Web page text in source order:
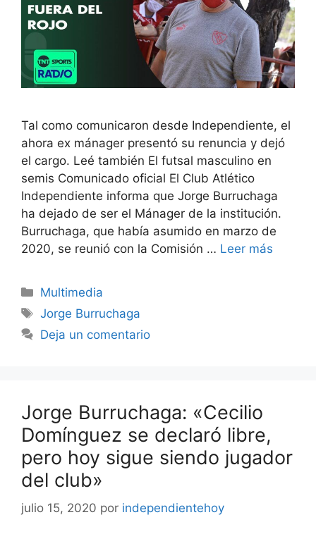
Tal como comunicaron desde Independiente, el
ahora ex mánager presentó su renuncia y dejó
el cargo. Leé también El futsal masculino en
semis Comunicado oficial El Club Atlético
Independiente informa que Jorge Burruchaga
ha dejado de ser el Mánager de la institución.
Burruchaga, que había asumido en marzo de
2020, se reunió con la Comisión … Leer más
Categorías
Multimedia
Etiquetas
Jorge Burruchaga
Deja un comentario
Jorge Burruchaga: «Cecilio
Domínguez se declaró libre,
pero hoy sigue siendo jugador
del club»
julio 15, 2020 por independientehoy